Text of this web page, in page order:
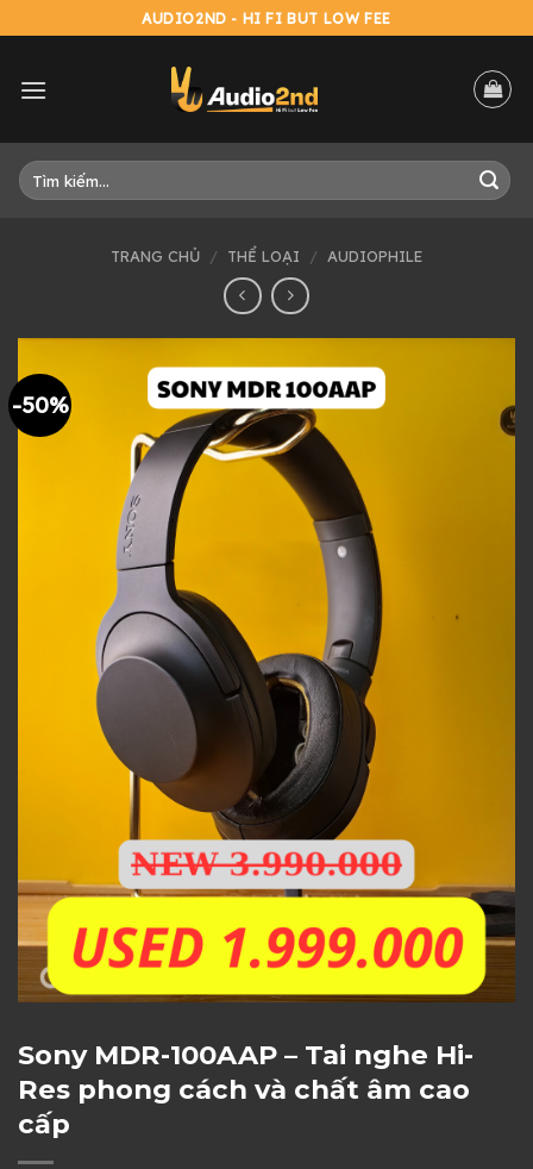
to
AUDIO2ND - HI FI BUT LOW FEE
Tìm
kiếm:
TRANG CHỦ / THỂ LOẠI / AUDIOPHILE
-50%
Sony MDR-100AAP – Tai nghe Hi-
Res phong cách và chất âm cao
cấp